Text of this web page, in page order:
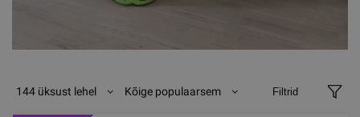
144 üksust lehel Kõige populaarsem Filtrid